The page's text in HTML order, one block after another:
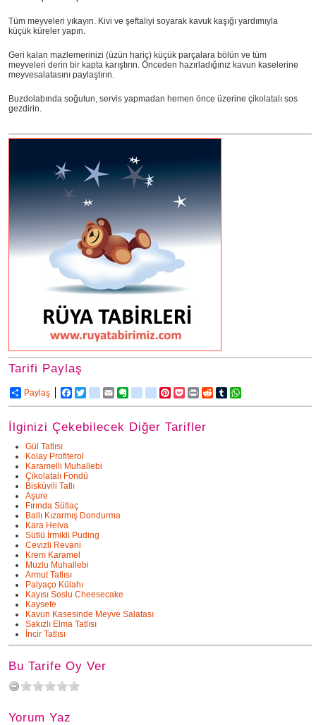
Tüm meyveleri yıkayın. Kivi ve şeftaliyi soyarak kavuk kaşığı yardımıyla
küçük küreler yapın.
Geri kalan mazlemerinizi (üzün hariç) küçük parçalara bölün ve tüm
meyveleri derin bir kapta karıştırın. Önceden hazırladığınız kavun kaselerine
meyvesalatasını paylaştırın.
Buzdolabında soğutun, servis yapmadan hemen önce üzerine çikolatalı sos
gezdirin.
Tarifi Paylaş
Paylaş Facebook
Twitterdelicious
Email Evernotefriendfeed
google_bookmarks
Pinterest
Pocket
Print RedditTumblr
İlginizi Çekebilecek Diğer Tarifler
Gül Tatlısı
Kolay Profiterol
Karamelli Muhallebi
Çikolatalı Fondü
Bisküvili Tatlı
Aşure
Fırında Sütlaç
Ballı Kızarmış Dondurma
Kara Helva
Sütlü İrmikli Puding
Cevizli Revani
Krem Karamel
Muzlu Muhallebi
Armut Tatlısı
Palyaço Külahı
Kayısı Soslu Cheesecake
Kaysefe
Kavun Kasesinde Meyve Salatası
Sakızlı Elma Tatlısı
İncir Tatlısı
Bu Tarife Oy Ver
Yorum Yaz